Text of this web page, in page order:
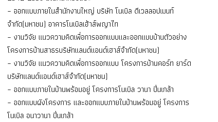
– ออกแบบภายในสำนักงานใหญ่ บริษัท โนเบิล ดีเวลลอปเมนท์
จำกัด(มหาชน) อาคารโนเบิลเฮ้าส์พญาไท
– งานวิจัย แนวความคิดเพื่อการออกแบบและออกแบบบ้านตัวอย่าง
โครงการบ้านสาธรบริษัทแลนด์แอนด์เฮาส์จำกัด(มหาชน)
– งานวิจัย แนวความคิดเพื่อการออกแบบ โครงการบ้านคอร์ท ยาร์ด
บริษัทแลนด์แอนด์เฮาส์จำกัด(มหาชน)
– ออกแบบภายในบ้านพร้อมอยู่ โครงการโนเบิล วานา ปิ่นเกล้า
– ออกแบบผังโครงการ และออกแบบภายในบ้านพร้อมอยู่ โครงการ
โนเบิล อนาวานา ปิ่นเกล้า